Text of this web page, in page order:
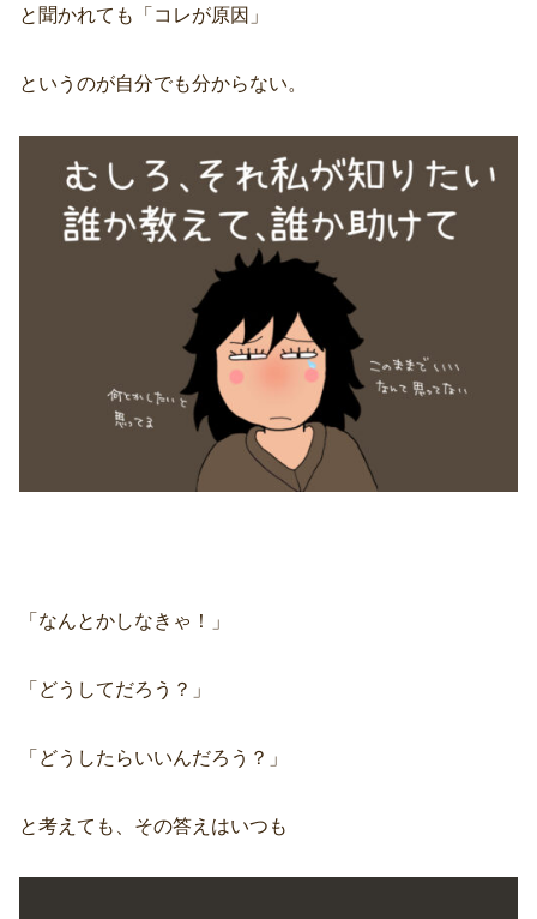
と聞かれても「コレが原因」
というのが自分でも分からない。
「なんとかしなきゃ！」
「どうしてだろう？」
「どうしたらいいんだろう？」
と考えても、その答えはいつも